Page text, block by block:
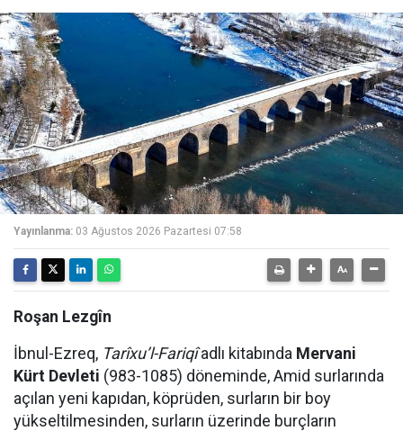
Yayınlanma: 03 Ağustos 2026 Pazartesi 07:58
Roşan Lezgîn
İbnul-Ezreq, Tarîxu’l-Fariqîadlı kitabında Mervani
Kürt Devleti (983-1085) döneminde, Amid surlarında
açılan yeni kapıdan, köprüden, surların bir boy
yükseltilmesinden, surların üzerinde burçların